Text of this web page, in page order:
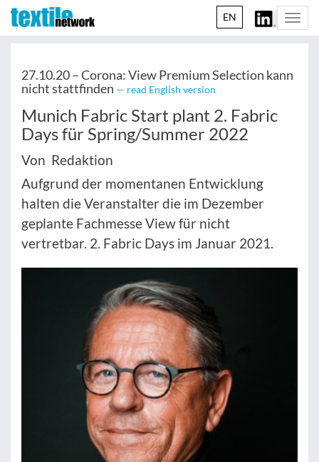
EN
27.10.20 –Corona: View Premium Selection kann
nicht stattfinden — read English version
Munich Fabric Start plant 2. Fabric
Days für Spring/Summer 2022
Von Redaktion
Aufgrund der momentanen Entwicklung
halten die Veranstalter die im Dezember
geplante Fachmesse View für nicht
vertretbar. 2. Fabric Days im Januar 2021.